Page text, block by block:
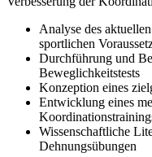
Analyse des
sportlichen
Durchführung und
Beweglichkeitstests
Konzeption eines
Entwicklung eines
Wissenschaftliche
Dehnungsübungen